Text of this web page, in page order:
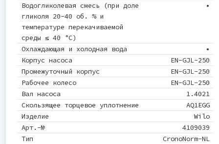
Водогликолевая смесь (при доле
гликоля 20-40 об. % и
температуре перекачиваемой
среды ≤ 40 °C)
•
Охлаждающая и холодная вода
•
Корпус насоса
EN-GJL-250
Промежуточный корпус
EN-GJL-250
Рабочее колесо
EN-GJL-250
Вал насоса
1.4021
Скользящее торцевое уплотнение
AQ1EGG
Изделие
Wilo
Арт.-№
4109039
Тип
CronoNorm-NL